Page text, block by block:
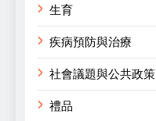
生育
疾病預防與治療
社會議題與公共政策
禮品